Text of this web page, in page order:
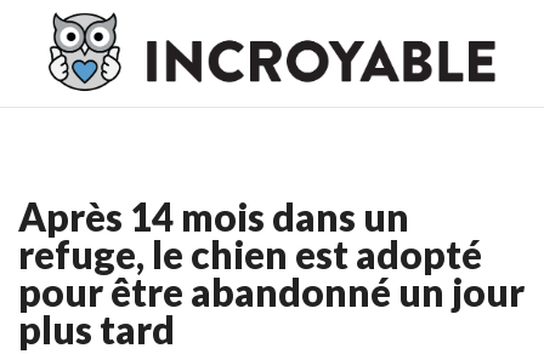
Casino En Ligne France
Casino En Ligne France
Ligne
Après 14 mois dans un
refuge, le chien est adopté
pour être abandonné un jour
plus tard